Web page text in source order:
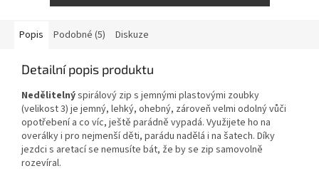
Popis Podobné (5) Diskuze
Detailní popis produktu
Nedělitelnýspirálový zip s jemnými plastovými zoubky
(velikost 3) je jemný, lehký, ohebný, zároveň velmi odolný vůči
opotřebení a co víc, ještě parádně vypadá. Využijete ho na
overálky i pro nejmenší děti, parádu nadělá i na šatech. Díky
jezdci s aretací se nemusíte bát, že by se zip samovolně
rozevíral.